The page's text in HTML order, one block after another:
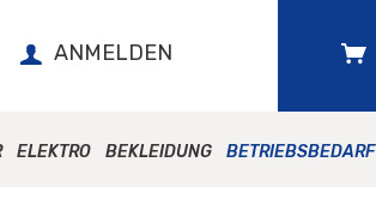
ANMELDEN
ELEKTRO BEKLEIDUNG BETRIEBSBEDARF